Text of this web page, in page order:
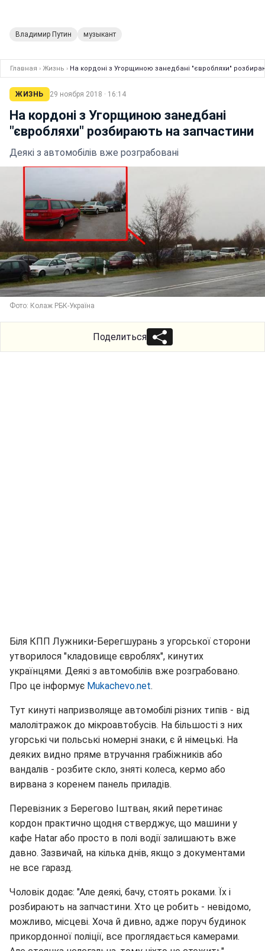
Владимир Путин музыкант
Главная › Жизнь › На кордоні з Угорщиною занедбані "євробляхи"
ЖИЗНЬ 29 ноября 2018 · 16:14
На кордоні з Угорщиною занедбані
"євробляхи" розбирають на запчастини
Деякі з автомобілів вже розграбовані
Фото: Колаж РБК-Україна
Поделиться
Біля КПП Лужники-Берегшурань з угорської сторони
утворилося "кладовище євроблях", кинутих
українцями. Деякі з автомобілів вже розграбовано.
Про це інформує Mukachevo.net.
Тут кинуті напризволяще автомобілі різних типів - від
малолітражок до мікроавтобусів. На більшості з них
угорські чи польські номерні знаки, є й німецькі. На
деяких видно пряме втручання грабіжників або
вандалів - розбите скло, зняті колеса, кермо або
вирвана з коренем панель приладів.
Перевізник з Берегово Іштван, який перетинає
кордон практично щодня стверджує, що машини у
кафе Hatar або просто в полі водії залишають вже
давно. Зазвичай, на кілька днів, якщо з документами
не все гаразд.
Чоловік додає: "Але деякі, бачу, стоять роками. Їх і
розбирають на запчастини. Хто це робить - невідомо,
можливо, місцеві. Хоча й дивно, адже поруч будинок
прикордонної поліції, все проглядається камерами.